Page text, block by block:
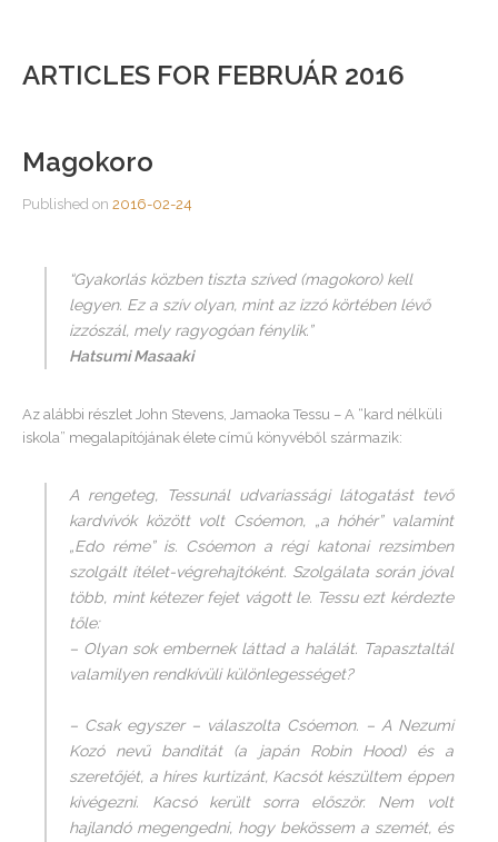
ARTICLES FOR FEBRUÁR 2016
Magokoro
Published on 2016-02-24
“Gyakorlás közben tiszta szíved (magokoro) kell
legyen. Ez a szív olyan, mint az izzó körtében lévő
izzószál, mely ragyogóan fénylik.”
Hatsumi Masaaki
Az alábbi részlet John Stevens, Jamaoka Tessu – A “kard nélküli
iskola” megalapítójának élete című könyvéből származik:
A rengeteg, Tessunál udvariassági látogatást tevő
kardvívók között volt Csóemon, „a hóhér” valamint
„Edo réme” is. Csóemon a régi katonai rezsimben
szolgált ítélet-végrehajtóként. Szolgálata során jóval
több, mint kétezer fejet vágott le. Tessu ezt kérdezte
tőle:
– Olyan sok embernek láttad a halálát. Tapasztaltál
valamilyen rendkívüli különlegességet?
– Csak egyszer – válaszolta Csóemon. – A Nezumi
Kozó nevű banditát (a japán Robin Hood) és a
szeretőjét, a híres kurtizánt, Kacsót készültem éppen
kivégezni. Kacsó került sorra először. Nem volt
hajlandó megengedni, hogy bekössem a szemét, és